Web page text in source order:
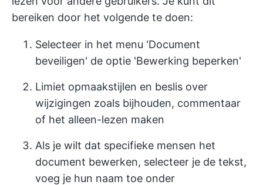
bereiken door het volgende te doen:
Selecteer in het menu 'Document
beveiligen' de optie 'Bewerking beperken'
Limiet opmaakstijlen en beslis over
wijzigingen zoals bijhouden, commentaar
of het alleen-lezen maken
Als je wilt dat specifieke mensen het
document bewerken, selecteer je de tekst,
voeg je hun naam toe onder